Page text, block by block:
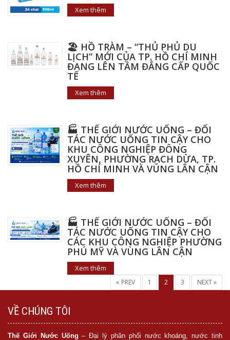
Xem thêm
🏖️ HỒ TRÀM – “THỦ PHỦ DU
LỊCH” MỚI CỦA TP. HỒ CHÍ MINH
ĐANG LÊN TẦM ĐẲNG CẤP QUỐC
TẾ
Xem thêm
🏭 THẾ GIỚI NƯỚC UỐNG – ĐỐI
TÁC NƯỚC UỐNG TIN CẬY CHO
KHU CÔNG NGHIỆP ĐÔNG
XUYÊN, PHƯỜNG RẠCH DỪA, TP.
HỒ CHÍ MINH VÀ VÙNG LÂN CẬN
Xem thêm
🏭 THẾ GIỚI NƯỚC UỐNG – ĐỐI
TÁC NƯỚC UỐNG TIN CẬY CHO
CÁC KHU CÔNG NGHIỆP PHƯỜNG
PHÚ MỸ VÀ VÙNG LÂN CẬN
Xem thêm
« PREV 1 2 3 NEXT »
VỀ CHÚNG TÔI
Thế Giới Nước Uống – Đại lý phân phối nước khoáng, nước tinh